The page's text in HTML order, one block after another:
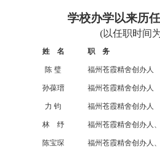
学校办学以来历
(以任职时间
姓 名 职 务
陈 璧 福州苍霞精舍创办人
孙葆瑨 福州苍霞精舍创办人
力 钧 福州苍霞精舍创办人
林 纾 福州苍霞精舍创办人
陈宝琛 福州苍霞精舍创办人